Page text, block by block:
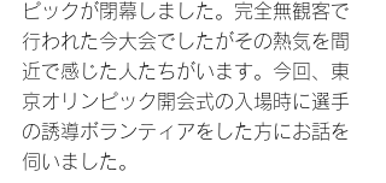
ピックが閉幕しました。完全無観客で
行われた今大会でしたがその熱気を間
近で感じた人たちがいます。今回、東
京オリンピック開会式の入場時に選手
の誘導ボランティアをした方にお話を
伺いました。